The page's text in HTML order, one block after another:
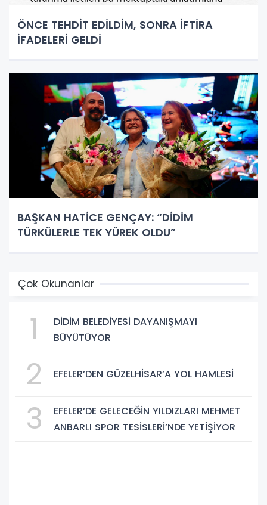
ÖNCE TEHDİT EDİLDİM, SONRA İFTİRA
İFADELERİ GELDİ
BAŞKAN HATİCE GENÇAY: “DİDİM
TÜRKÜLERLE TEK YÜREK OLDU”
Çok Okunanlar
1
DİDİM BELEDİYESİ DAYANIŞMAYI
BÜYÜTÜYOR
2 EFELER’DEN GÜZELHİSAR’A YOL HAMLESİ
3
EFELER’DE GELECEĞİN YILDIZLARI MEHMET
ANBARLI SPOR TESİSLERİ’NDE YETİŞİYOR